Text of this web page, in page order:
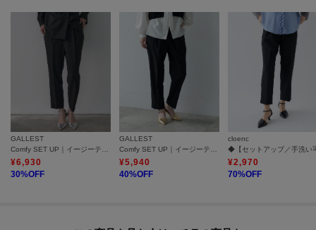
GALLEST
Comfy SET UP｜イージーテーパードパンツ【セットアップ対応／通勤/カセット服】
¥6,930
30%OFF
GALLEST
Comfy SET UP｜イージーテーパードパンツ【セットアップ対応／通勤／カセット服】
¥5,940
40%OFF
cloenc
¥2,970
70%OFF